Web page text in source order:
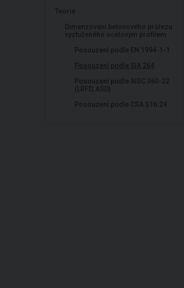
Teorie
Dimenzování betonového průřezu
vyztuženého ocelovým profilem
Posouzení podle EN 1994-1-1
Posouzení podle SIA 264
Posouzení podle AISC 360-22
(LRFD, ASD)
Posouzení podle CSA S16:24